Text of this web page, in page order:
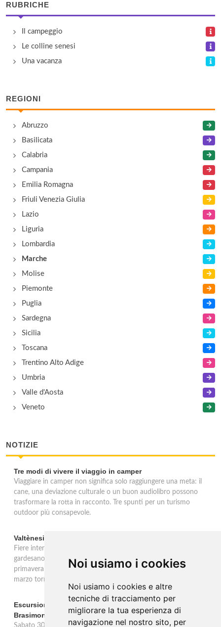
Noi usiamo i cookies
Noi usiamo i cookies e altre
tecniche di tracciamento per
migliorare la tua esperienza di
navigazione nel nostro sito, per
RUBRICHE
Il campeggio
Le colline senesi
Una vacanza
REGIONI
Abruzzo
Basilicata
Calabria
Campania
Emilia Romagna
Friuli Venezia Giulia
Lazio
Liguria
Lombardia
Marche
Molise
Piemonte
Puglia
Sardegna
Sicilia
Toscana
Trentino Alto Adige
Umbria
Valle d'Aosta
Veneto
NOTIZIE
Tre modi di vivere il viaggio in camper
Viaggiare in camper non significa solo raggiungere una meta: il
cane, una deviazione culturale o un buon audiolibro possono
trasformare la rotta in racconto. Tre spunti per un turismo
outdoor più consapevole.
Valtènesi: una primavera di eventi tra rosé e Lago di Garda
Fiere internazionali, eventi sul territorio e racconto del rosé
gardesano. Il Consorzio Valtènesi presenta il calendario della
primavera 2026 sulla sponda bresciana del Lago di Garda. Il 23
marzo torna La Prima del Valtènesi per stampa e operatori.
Escursione con appostamento ai Laghi di Suviana e
Brasimone: caccia fotografica alla fauna
Sabato 30 agosto escursione speciale ai Laghi di Suviana e